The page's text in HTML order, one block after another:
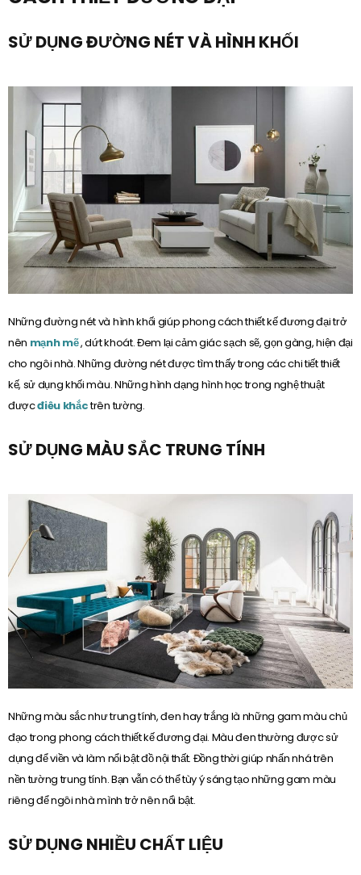
SỬ DỤNG ĐƯỜNG NÉT VÀ HÌNH KHỐI
Những đường nét và hình khối giúp phong cách thiết kế đương đại trở
nên mạnh mẽ, dứt khoát. Đem lại cảm giác sạch sẽ, gọn gàng, hiện đại
cho ngôi nhà. Những đường nét được tìm thấy trong các chi tiết thiết
kế, sử dụng khối màu. Những hình dạng hình học trong nghệ thuật
đượcđiêu khắctrên tường.
SỬ DỤNG MÀU SẮC TRUNG TÍNH
Những màu sắc như trung tính, đen hay trắng là những gam màu chủ
đạo trong phong cách thiết kế đương đại. Màu đen thường được sử
dụng để viền và làm nổi bật đồ nội thất. Đồng thời giúp nhấn nhá trên
nền tường trung tính. Bạn vẫn có thể tùy ý sáng tạo những gam màu
riêng để ngôi nhà mình trở nên nổi bật.
SỬ DỤNG NHIỀU CHẤT LIỆU